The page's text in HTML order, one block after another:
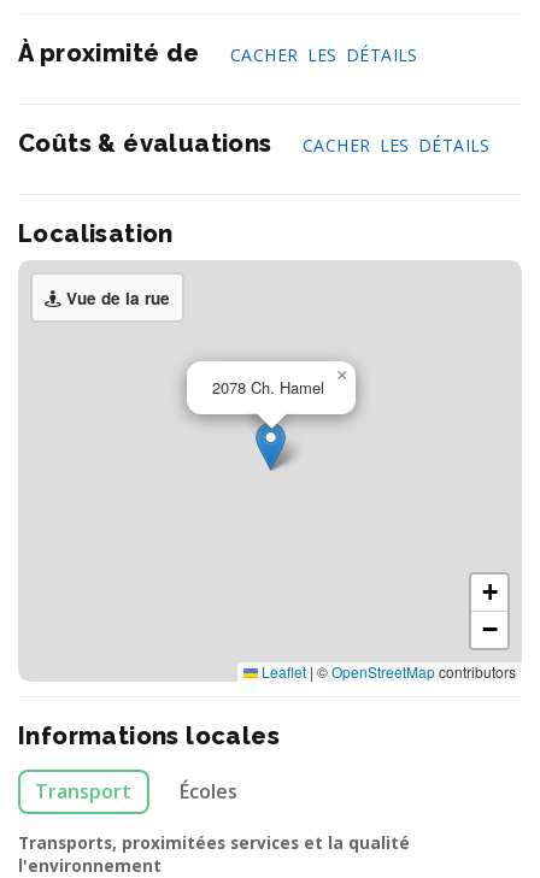
À proximité de CACHER LES DÉTAILS
Coûts & évaluations CACHER LES DÉTAILS
Localisation
Vue de la rue
2078 Ch. Hamel
×
+
−
Leaflet | ©OpenStreetMapcontributors
Informations locales
Transport Écoles
Transports, proximitées services et la qualité
l'environnement